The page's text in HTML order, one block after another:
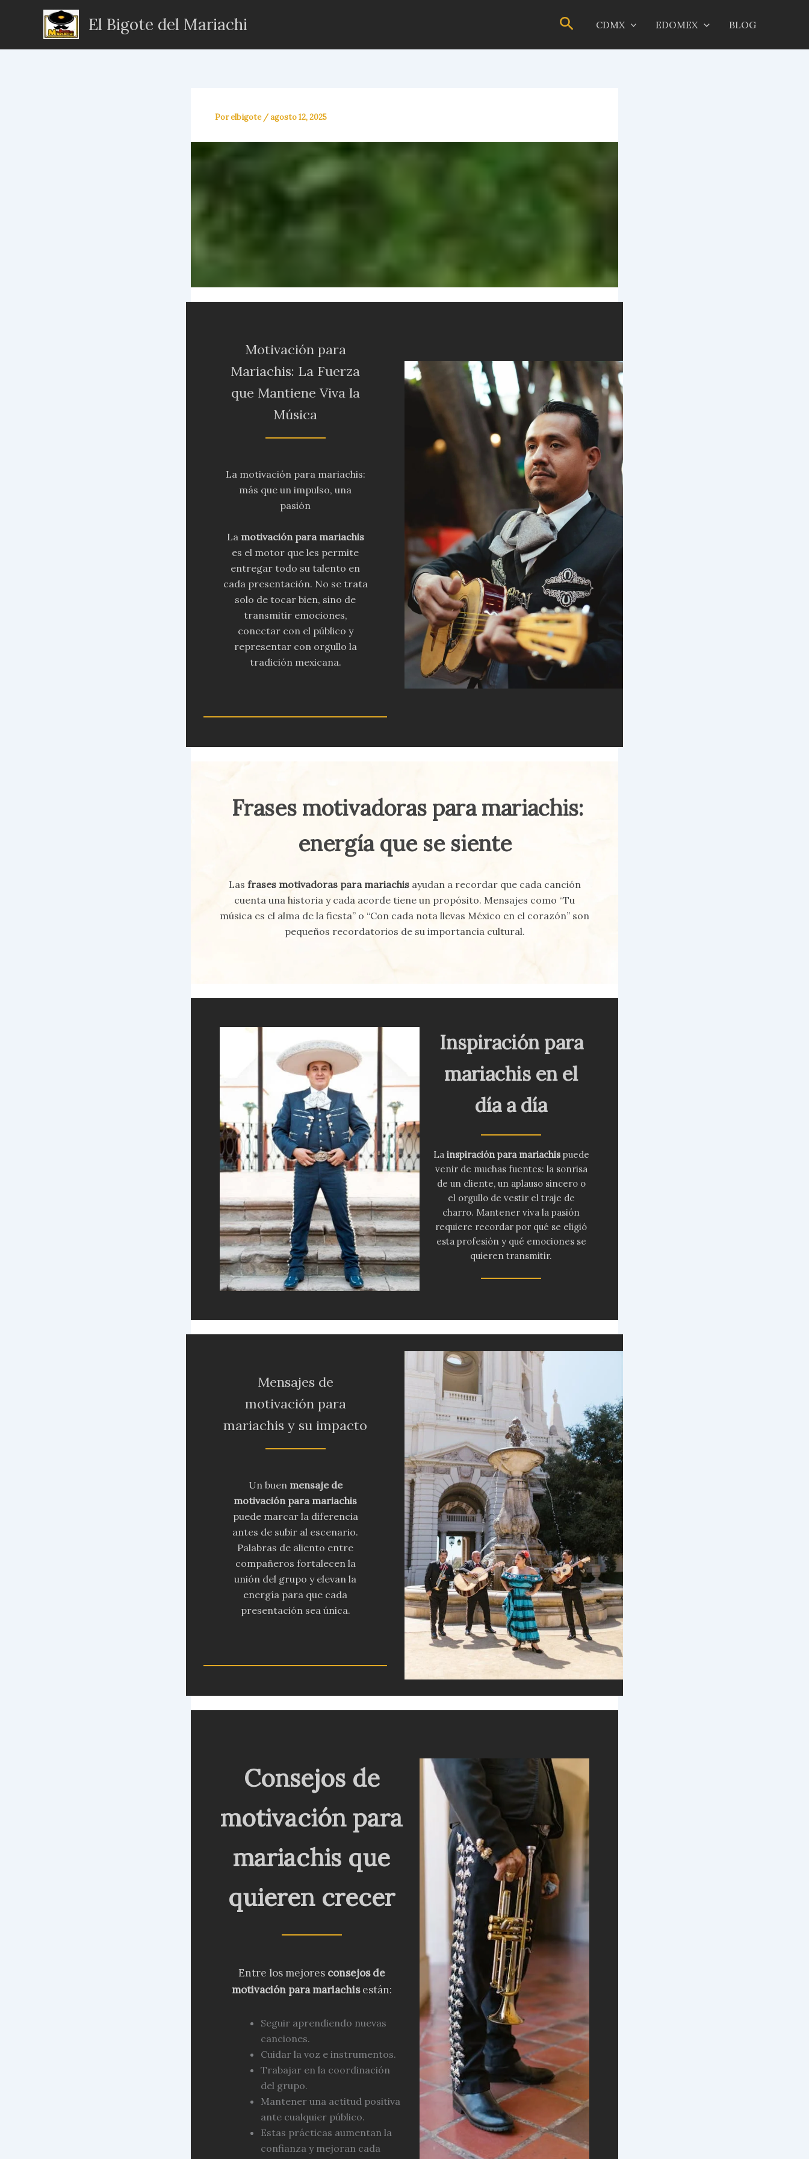
contenido
El Bigote del Mariachi BuscarCDMX EDOMEX BLOG
Porelbigote /agosto 12, 2025
Motivación para
Mariachis: La Fuerza
que Mantiene Viva la
Música
La motivación para mariachis:
más que un impulso, una
pasión
La motivación para mariachis
es el motor que les permite
entregar todo su talento en
cada presentación. No se trata
solo de tocar bien, sino de
transmitir emociones,
conectar con el público y
representar con orgullo la
tradición mexicana.
Frases motivadoras para mariachis:
energía que se siente
Las frases motivadoras para mariachisayudan a recordar que cada canción
cuenta una historia y cada acorde tiene un propósito. Mensajes como “Tu
música es el alma de la fiesta” o “Con cada nota llevas México en el corazón” son
pequeños recordatorios de su importancia cultural.
Inspiración para
mariachis en el
día a día
La inspiración para mariachispuede
venir de muchas fuentes: la sonrisa
de un cliente, un aplauso sincero o
el orgullo de vestir el traje de
charro. Mantener viva la pasión
requiere recordar por qué se eligió
esta profesión y qué emociones se
quieren transmitir.
Mensajes de
motivación para
mariachis y su impacto
Un buen mensaje de
motivación para mariachis
puede marcar la diferencia
antes de subir al escenario.
Palabras de aliento entre
compañeros fortalecen la
unión del grupo y elevan la
energía para que cada
presentación sea única.
Consejos de
motivación para
mariachis que
quieren crecer
Entre los mejores consejos de
motivación para mariachisestán:
Seguir aprendiendo nuevas
canciones.
Cuidar la voz e instrumentos.
Trabajar en la coordinación
del grupo.
Mantener una actitud positiva
ante cualquier público.
Estas prácticas aumentan la
confianza y mejoran cada